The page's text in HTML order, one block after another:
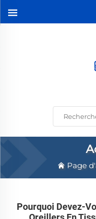
Page
Pourquoi Devez-